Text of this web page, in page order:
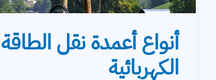
أنواع أعمدة نقل الطاقة
الكهربائية